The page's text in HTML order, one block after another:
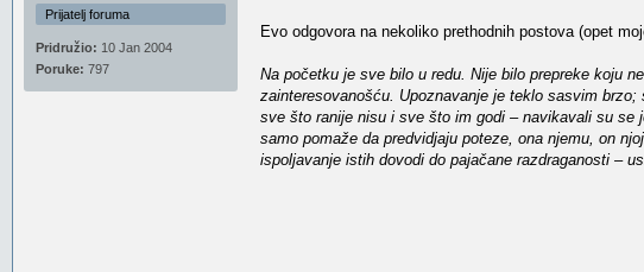
Prijatelj foruma
Pridružio: 10 Jan 2004
Poruke: 797
Evo odgovora na nekoliko prethodnih postova (opet
Na početku je sve bilo u redu. Nije bilo prepreke koju
zainteresovanošću. Upoznavanje je teklo sasvim
sve što ranije nisu i sve što im godi – navikavali su se
samo pomaže da predvidjaju poteze, ona njemu, on
ispoljavanje istih dovodi do pajačane razdraganosti –